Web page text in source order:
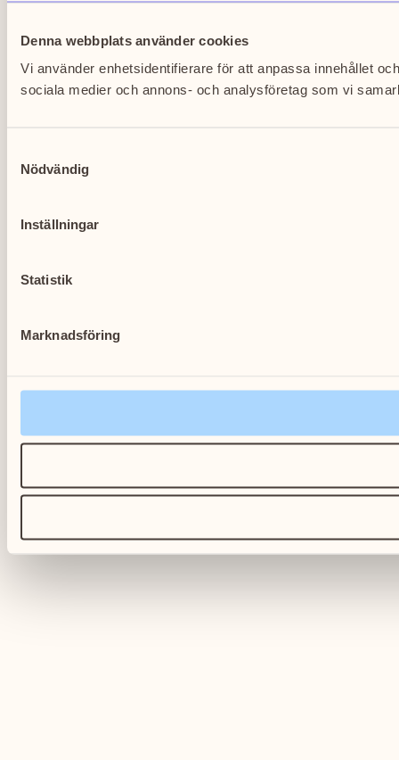
Denna webbplats använder cookies
Vi använder enhetsidentifierare för att anpassa innehållet
sociala medier och annons- och analysföretag som vi
Nödvändig
Inställningar
Statistik
Marknadsföring